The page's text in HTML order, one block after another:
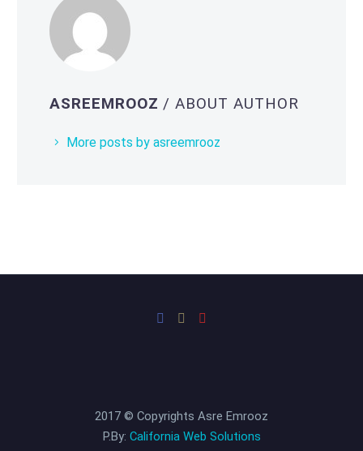
ASREEMROOZ / ABOUT AUTHOR
More posts by asreemrooz
2017 © Copyrights Asre Emrooz
P.By: California Web Solutions